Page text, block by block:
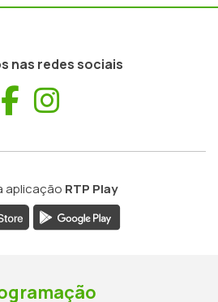
nas redes sociais
Facebook
aplicação RTP Play